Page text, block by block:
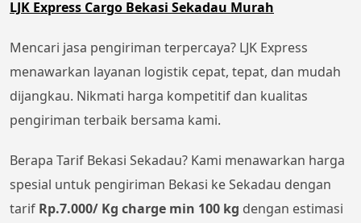
LJK Express Cargo Bekasi Sekadau Murah
Mencari jasa pengiriman terpercaya? LJK Express
menawarkan layanan logistik cepat, tepat, dan mudah
dijangkau. Nikmati harga kompetitif dan kualitas
pengiriman terbaik bersama kami.
Berapa Tarif Bekasi Sekadau? Kami menawarkan harga
spesial untuk pengiriman Bekasi ke Sekadau dengan
tarif Rp.7.000/ Kg charge min 100 kg dengan estimasi